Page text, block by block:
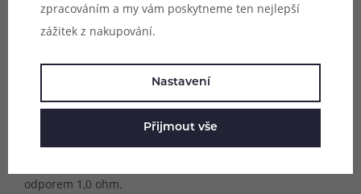
Technologie Multi-Core elektrody
odporem 1,0 ohm.
zpracováním a my vám poskytneme ten nejlepší
zážitek z nakupování.
Nastavení
Přijmout vše